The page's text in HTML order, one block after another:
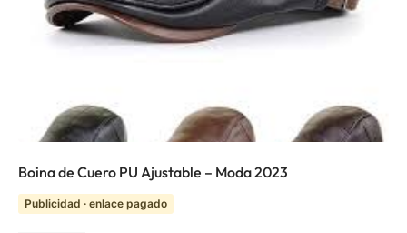
Boina de Cuero PU Ajustable – Moda 2023
Publicidad · enlace pagado